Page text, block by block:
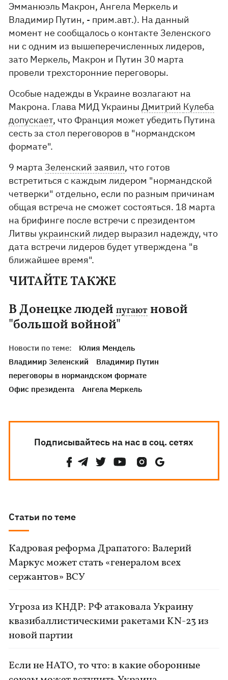
Эмманюэль Макрон, Ангела Меркель и
Владимир Путин, - прим.авт.). На данный
момент не сообщалось о контакте Зеленского
ни с одним из вышеперечисленных лидеров,
зато Меркель, Макрон и Путин 30 марта
провели трехсторонние переговоры.
Особые надежды в Украине возлагают на
Макрона. Глава МИД УкраиныДмитрий Кулеба
допускает, что Франция может убедить Путина
сесть за стол переговоров в "нормандском
формате".
9 марта Зеленский заявил, что готов
встретиться с каждым лидером "нормандской
четверки" отдельно, если по разным причинам
общая встреча не сможет состояться. 18 марта
на брифинге после встречи с президентом
Литвыукраинский лидер выразил надежду, что
дата встречи лидеров будет утверждена "в
ближайшее время".
ЧИТАЙТЕ ТАКЖЕ
В Донецке людейпугают новой
"большой войной"
Новости по теме:
Юлия Мендель
Владимир Зеленский
Владимир Путин
переговоры в нормандском формате
Офис президента
Ангела Меркель
Подписывайтесь на нас в соц. сетях
Статьи по теме
Кадровая реформа Драпатого: Валерий
Маркус может стать «генералом всех
сержантов» ВСУ
Угроза из КНДР: РФ атаковала Украину
квазибаллистическими ракетами KN-23 из
новой партии
Если не НАТО, то что: в какие оборонные